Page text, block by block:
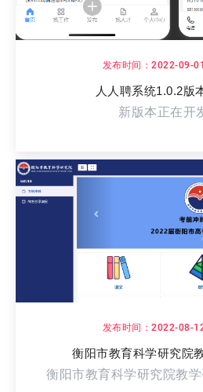
发布时间：2022-09-
人人聘系统1.0.2版
新版本正在开
发布时间：2022-08-
衡阳市教育科学研究院
衡阳市教育科学研究院教